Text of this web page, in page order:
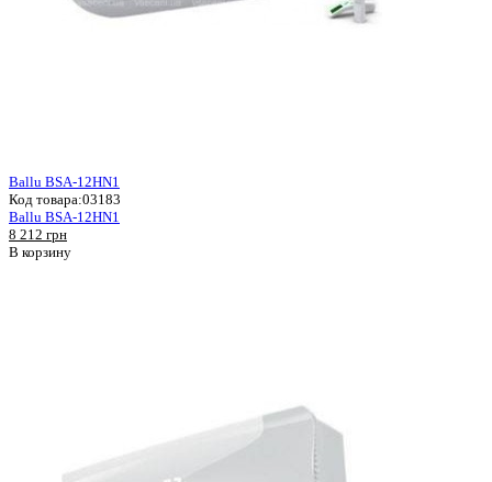
Ballu BSA-12HN1
Код товара:03183
Ballu BSA-12HN1
8 212 грн
В корзину